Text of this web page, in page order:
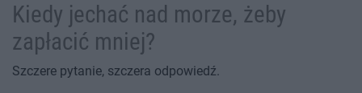
Kiedy jechać nad morze, żeby
zapłacić mniej?
Szczere pytanie, szczera odpowiedź.